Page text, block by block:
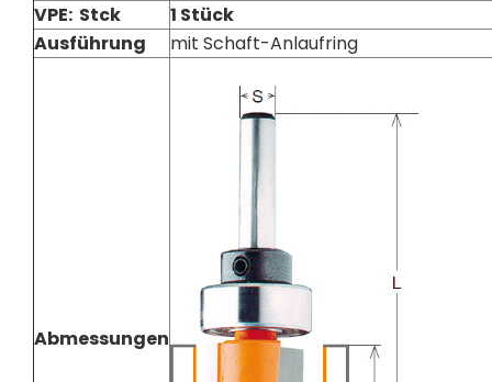
VPE: Stck
1 Stück
Ausführung
mit Schaft-Anlaufring
Abmessungen